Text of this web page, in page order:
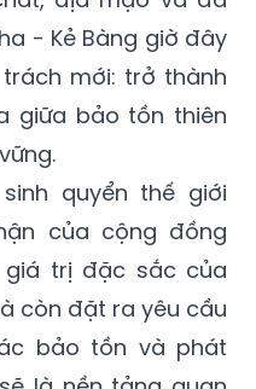
- Kẻ Bàng giờ đây
mới: trở thành
giữa bảo tồn thiên
quyển thế giới
của cộng đồng
trị đặc sắc của
còn đặt ra yêu cầu
bảo tồn và phát